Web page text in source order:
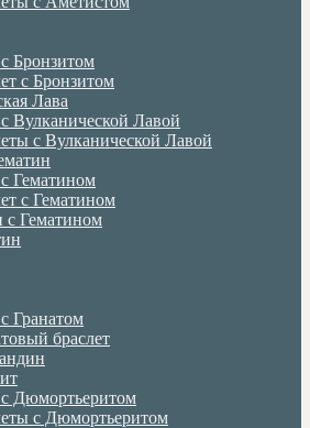
Бронзитом
с Бронзитом
Лава
Вулканической Лавой
с Вулканической Лавой
Гематином
с Гематином
с Гематином
Гранатом
браслет
Дюмортьеритом
с Дюмортьеритом